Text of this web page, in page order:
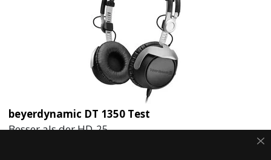
beyerdynamic DT 1350 Test
Besser als der HD-25